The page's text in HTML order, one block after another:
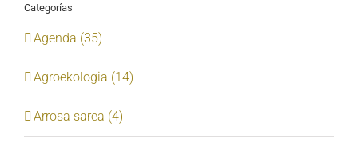
Categorías
Agenda (35)
Agroekologia (14)
Arrosa sarea (4)